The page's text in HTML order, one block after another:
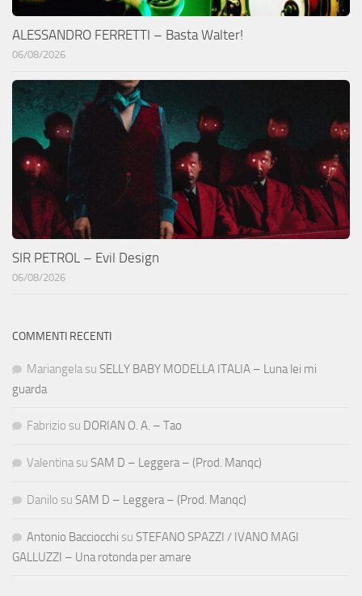
ALESSANDRO FERRETTI – Basta Walter!
06/08/2026
SIR PETROL – Evil Design
06/08/2026
COMMENTI RECENTI
Mariangela su SELLY BABY MODELLA ITALIA – Luna lei mi
guarda
Fabrizio su DORIAN O. A. – Tao
Valentina su SAM D – Leggera – (Prod. Manqc)
Danilo su SAM D – Leggera – (Prod. Manqc)
Antonio Bacciocchi su STEFANO SPAZZI / IVANO MAGI
GALLUZZI – Una rotonda per amare